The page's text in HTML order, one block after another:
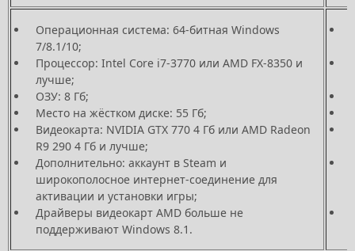
Операционная система: 64-битная Windows
7/8.1/10;
Процессор: Intel Core i7-3770 или AMD FX-8350 и
лучше;
ОЗУ: 8 Гб;
Место на жёстком диске: 55 Гб;
Видеокарта: NVIDIA GTX 770 4 Гб или AMD Radeon
R9 290 4 Гб и лучше;
Дополнительно: аккаунт в Steam и
широкополосное интернет-соединение для
активации и установки игры;
Драйверы видеокарт AMD больше не
поддерживают Windows 8.1.